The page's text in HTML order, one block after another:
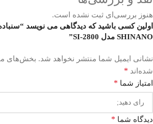
هنوز بررسی‌ای ثبت نشده است.
اولین کسی باشید که دیدگاهی می نویسد
SHINANO مدل SI-2800”
نشانی ایمیل شما منتشر نخواهد شد. بخش‌های
شده‌اند *
امتیاز شما *
دیدگاه شما *